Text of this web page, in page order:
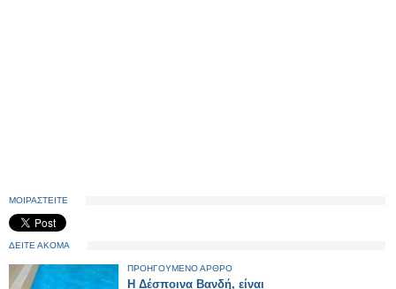
ΜΟΙΡΑΣΤΕΙΤΕ
ΔΕΙΤΕ ΑΚΟΜΑ
ΠΡΟΗΓΟΥΜΕΝΟ ΑΡΘΡΟ
Η Δέσποινα Βανδή, είναι